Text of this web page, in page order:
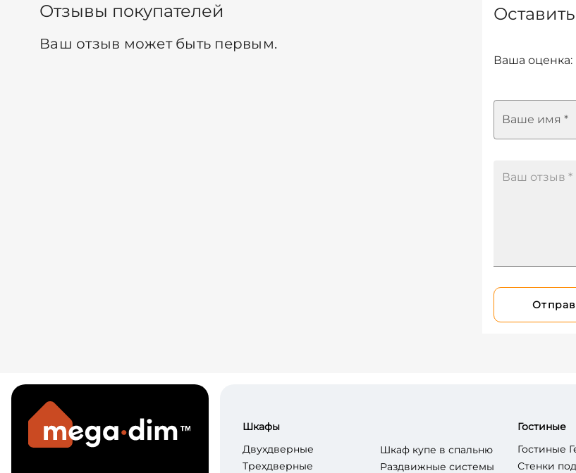
Отзывы покупателей
Ваш отзыв может быть первым.
Ваша оценка:
Ваше имя *
Шкафы
Двухдверные
Трехдверные
Шкаф купе в спальню
Раздвижные системы
Гостиные
Гостиные
Стенки